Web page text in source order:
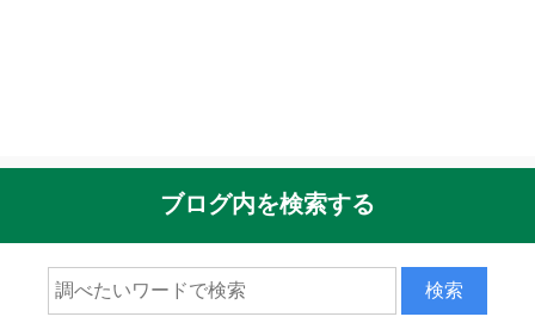
ブログ内を検索する